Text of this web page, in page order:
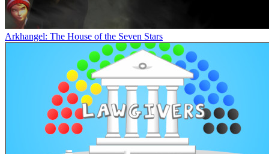
Arkhangel: The House of the Seven Stars